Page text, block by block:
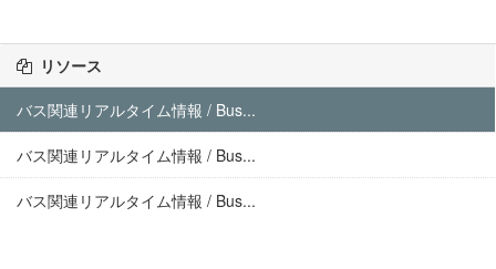
リソース
バス関連リアルタイム情報 / Bus...
バス関連リアルタイム情報 / Bus...
バス関連リアルタイム情報 / Bus...